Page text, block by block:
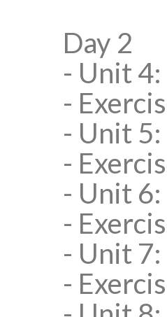
Day 2
- Unit
-
- Unit
-
- Unit 6:
-
- Unit
-